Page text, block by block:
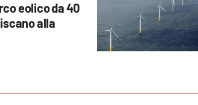
eolico da 40
alla